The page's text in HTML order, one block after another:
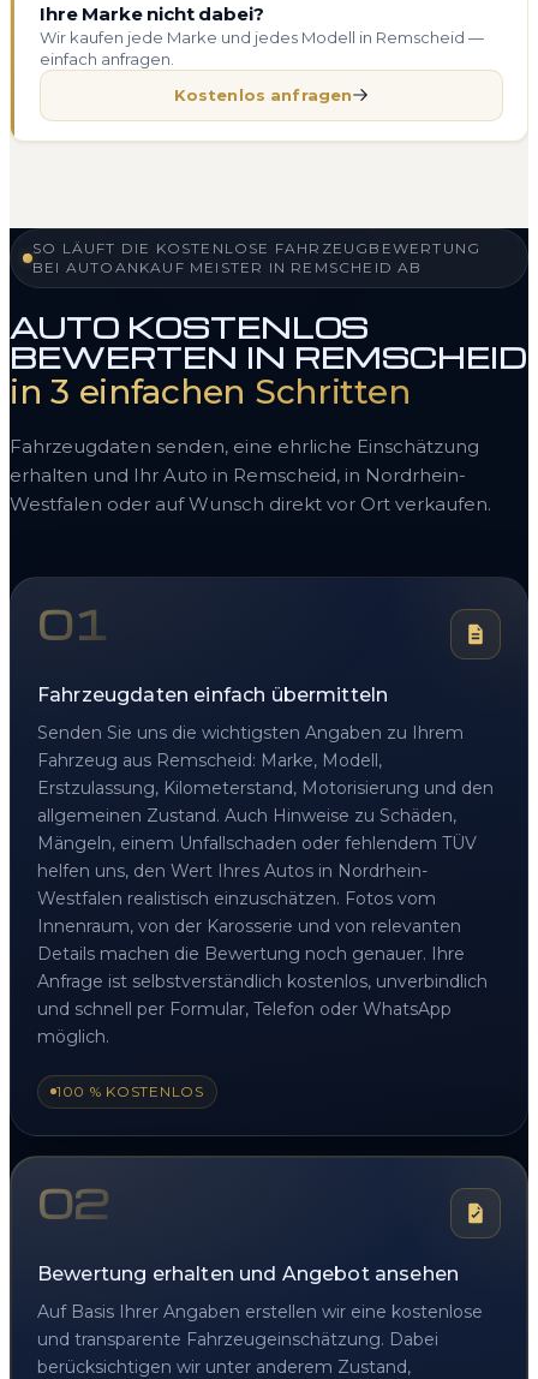
Ihre Marke nicht dabei?
Wir kaufen jede Marke und jedes Modell in Remscheid —
einfach anfragen.
Kostenlos anfragen
SO LÄUFT DIE KOSTENLOSE FAHRZEUGBEWERTUNG
BEI AUTOANKAUF MEISTER IN REMSCHEID AB
AUTO KOSTENLOS
BEWERTEN IN REMSCHEID
in 3 einfachen Schritten
Fahrzeugdaten senden, eine ehrliche Einschätzung
erhalten und Ihr Auto in Remscheid, in Nordrhein-
Westfalen oder auf Wunsch direkt vor Ort verkaufen.
01
Fahrzeugdaten einfach übermitteln
Senden Sie uns die wichtigsten Angaben zu Ihrem
Fahrzeug aus Remscheid: Marke, Modell,
Erstzulassung, Kilometerstand, Motorisierung und den
allgemeinen Zustand. Auch Hinweise zu Schäden,
Mängeln, einem Unfallschaden oder fehlendem TÜV
helfen uns, den Wert Ihres Autos in Nordrhein-
Westfalen realistisch einzuschätzen. Fotos vom
Innenraum, von der Karosserie und von relevanten
Details machen die Bewertung noch genauer. Ihre
Anfrage ist selbstverständlich kostenlos, unverbindlich
und schnell per Formular, Telefon oder WhatsApp
möglich.
100 % KOSTENLOS
02
Bewertung erhalten und Angebot ansehen
Auf Basis Ihrer Angaben erstellen wir eine kostenlose
und transparente Fahrzeugeinschätzung. Dabei
berücksichtigen wir unter anderem Zustand,